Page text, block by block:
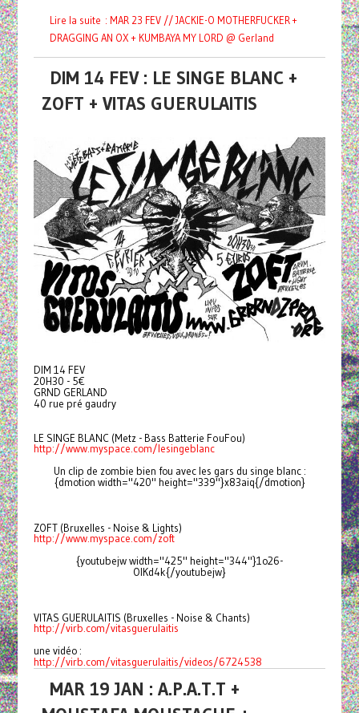
Lire la suite : MAR 23 FEV // JACKIE-O MOTHERFUCKER +
DRAGGING AN OX + KUMBAYA MY LORD @ Gerland
DIM 14 FEV : LE SINGE BLANC +
ZOFT + VITAS GUERULAITIS
DIM 14 FEV
20H30 - 5€
GRND GERLAND
40 rue pré gaudry
LE SINGE BLANC (Metz - Bass Batterie FouFou)
http://www.myspace.com/lesingeblanc
Un clip de zombie bien fou avec les gars du singe blanc :
{dmotion width="420" height="339"}x83aiq{/dmotion}
ZOFT (Bruxelles - Noise & Lights)
http://www.myspace.com/zoft
{youtubejw width="425" height="344"}1o26-
OlKd4k{/youtubejw}
VITAS GUERULAITIS (Bruxelles - Noise & Chants)
http://virb.com/vitasguerulaitis
une vidéo :
http://virb.com/vitasguerulaitis/videos/6724538
MAR 19 JAN : A.P.A.T.T +